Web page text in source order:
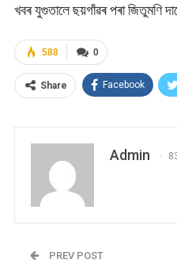
খবৰ যুগুতালে ছয়গাঁৱৰ পৰা জিতুমণি
0
588
Share Facebook
Admin
PREV POST